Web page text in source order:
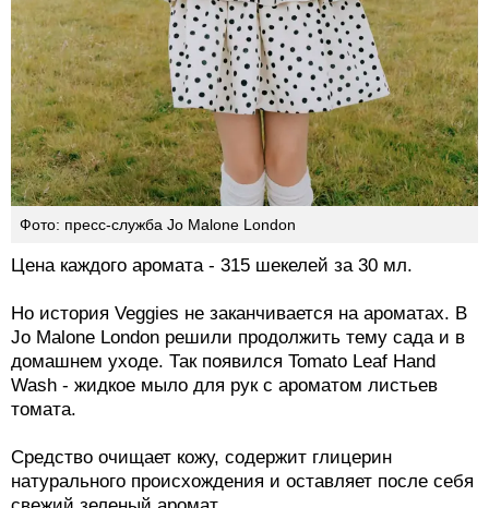
Фото: пресс-служба Jo Malone London
Цена каждого аромата - 315 шекелей за 30 мл.
Но история Veggies не заканчивается на ароматах. В
Jo Malone London решили продолжить тему сада и в
домашнем уходе. Так появился Tomato Leaf Hand
Wash - жидкое мыло для рук с ароматом листьев
томата.
Средство очищает кожу, содержит глицерин
натурального происхождения и оставляет после себя